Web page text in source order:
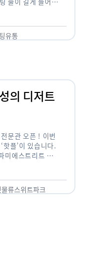
유통
의 디저트
문관 오픈 ! 이번
플’이 있습니다.
미에스트리트 분
물류스위트파크